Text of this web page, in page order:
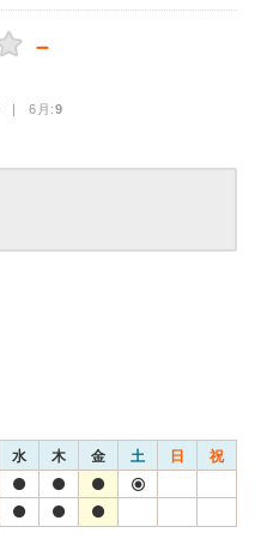
－
| 6月:9
水 木 金 土 日 祝